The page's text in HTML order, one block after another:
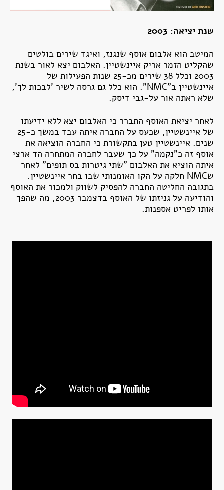
שנת יציאה: 2003
המיטב הוא אלבום אוסף שנגנז, ואיגד שירים בולטים
שהקליט הזמר אריק איינשטיין. האלבום יצא לאור בשנת
2003 וכלל 38 שירים מכ-25 שנות הפעילות של
איינשטיין ב"NMC". הוא כלל גם גרסה לשיר 'לבכות לך',
שלא ראתה אור על-גבי דיסק.
לאחר יציאת האוסף התברר כי האלבום יצא ללא ידיעתו
של איינשטיין, שכעס על החברה איתה עבד במשך כ-25
שנים. איינשטיין טען בתקשורת כי החברה הוציאה את
אוסף זה כ"נקמה" על כך שעבר לחברה המתחרה הד ארצי
איתה הוציא את האלבום "שתי גיטרות בס תופים" לאחר
שNMC חלקה על הקו האומנותי שבו בחר איינשטיין.
בתגובה החליטה החברה להפסיק לשווק ולמכור את האוסף
והודיעה על גניזתו של האוסף בדצמבר 2003, מה שהפך
אותו לפריט אספנות.